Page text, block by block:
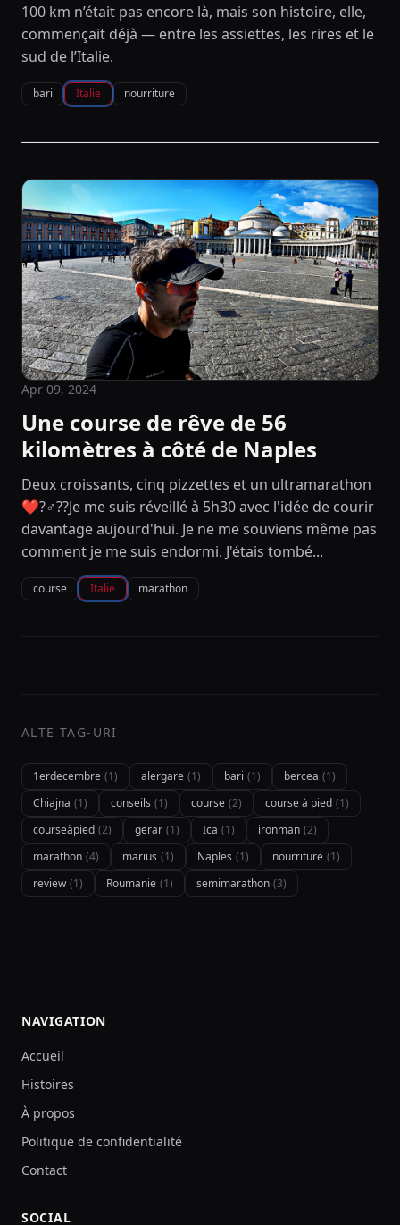
100 km n’était pas encore là, mais son histoire, elle,
commençait déjà — entre les assiettes, les rires et le
sud de l’Italie.
bari Italie nourriture
Apr 09, 2024
Une course de rêve de 56
kilomètres à côté de Naples
Deux croissants, cinq pizzettes et un ultramarathon
❤️?‍♂️??Je me suis réveillé à 5h30 avec l'idée de courir
davantage aujourd'hui. Je ne me souviens même pas
comment je me suis endormi. J'étais tombé...
course Italie marathon
ALTE TAG-URI
1erdecembre (1) alergare (1) bari (1) bercea (1)
Chiajna (1) conseils (1) course (2) course à pied (1)
courseàpied (2) gerar (1) Ica (1) ironman (2)
marathon (4) marius (1) Naples (1) nourriture (1)
review (1) Roumanie (1) semimarathon (3)
NAVIGATION
Accueil
Histoires
À propos
Politique de confidentialité
Contact
SOCIAL